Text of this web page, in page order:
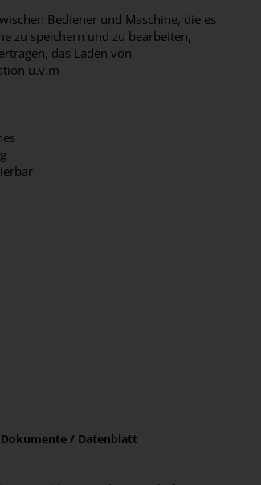
Bediener und Maschine, die es
zu speichern und zu bearbeiten,
das Laden von
u.v.m
/ Datenblatt